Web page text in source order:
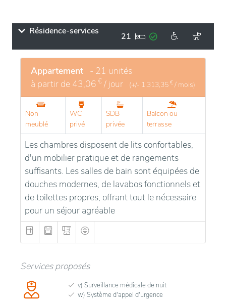
Résidence-services 21
Appartement - 21 unités
à partir de 43,06 € / jour (+/- 1.313,35 € / mois)
Non
meublé
WC
privé
SDB
privée
Balcon ou
terrasse
Les chambres disposent de lits confortables,
d'un mobilier pratique et de rangements
suffisants. Les salles de bain sont équipées de
douches modernes, de lavabos fonctionnels et
de toilettes propres, offrant tout le nécessaire
pour un séjour agréable
Services proposés
v) Surveillance médicale de nuit
w) Système d'appel d'urgence